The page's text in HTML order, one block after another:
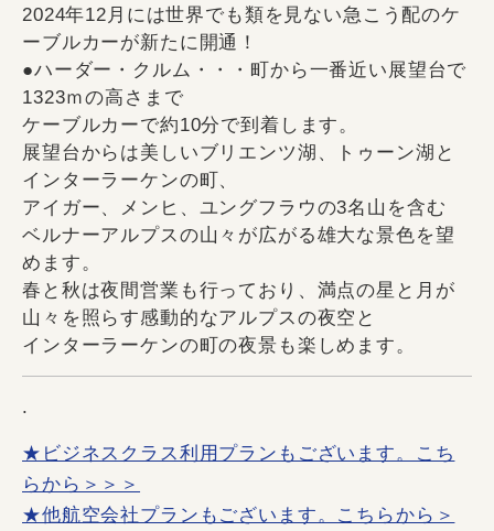
2024年12月には世界でも類を見ない急こう配のケ
ーブルカーが新たに開通！
●ハーダー・クルム・・・町から一番近い展望台で
1323ｍの高さまで
ケーブルカーで約10分で到着します。
展望台からは美しいブリエンツ湖、トゥーン湖と
インターラーケンの町、
アイガー、メンヒ、ユングフラウの3名山を含む
ベルナーアルプスの山々が広がる雄大な景色を望
めます。
春と秋は夜間営業も行っており、満点の星と月が
山々を照らす感動的なアルプスの夜空と
インターラーケンの町の夜景も楽しめます。
.
★ビジネスクラス利用プランもございます。こち
らから＞＞＞
★他航空会社プランもございます。こちらから＞